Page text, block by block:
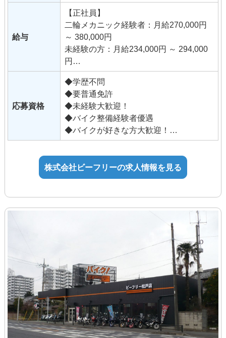
います｡
レアなバイクに出会えると店内の温度が
一気にあがる､そんなバイク好きが集まっ
ている会社です｡
■いろいろなバイクに触れたい！
■まだバイクの免許を持っていないが、
とにかくバイク大好き！ 仕事を通して成
長していきたい方なら問題ありません。
バイクの知識が無くても販売には自身が
す。
給与
【正社員】
二輪メカニック経験者：月給270,000円
～ 380,000円
未経験の方：月給234,000円 ～ 294,000
円
※固定残業代（39,000円 〜 70,000円/28
時間）を含む
時間外労働の有無にかかわらず、固定
残業代として支給し、
28時間を超える時間外労働は追加で支
給。
■手当
技能手当・資格手当
◆試用期間あり：3ヶ月（同条件）
【アルバイト・パート】
時給1,150円～
応募資格
◆学歴不問
◆要普通免許
◆未経験大歓迎！
◆バイク整備経験者優遇
◆バイクが好きな方大歓迎！
未経験の方：年齢制限あり（32歳以下）
年齢制限該当事由：キャリ
ア形成
年齢制限の理由：長期勤続
株式会社ビーフリーの求人情報を見る